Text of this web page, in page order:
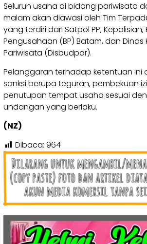
Seluruh usaha di bidang pariwisata
malam akan diawasi oleh Tim
yang terdiri dari Satpol PP, Kepolisian,
Pengusahaan (BP) Batam, dan
Pariwisata (Disbudpar).
Pelanggaran terhadap ketentuan ini
sanksi berupa teguran, pembekuan
penutupan tempat usaha sesuai
undangan yang berlaku.
(NZ)
Dibaca: 964